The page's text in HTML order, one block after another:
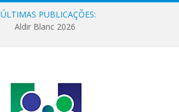
ÚLTIMAS PUBLICAÇÕES:
Aldir Blanc 2026